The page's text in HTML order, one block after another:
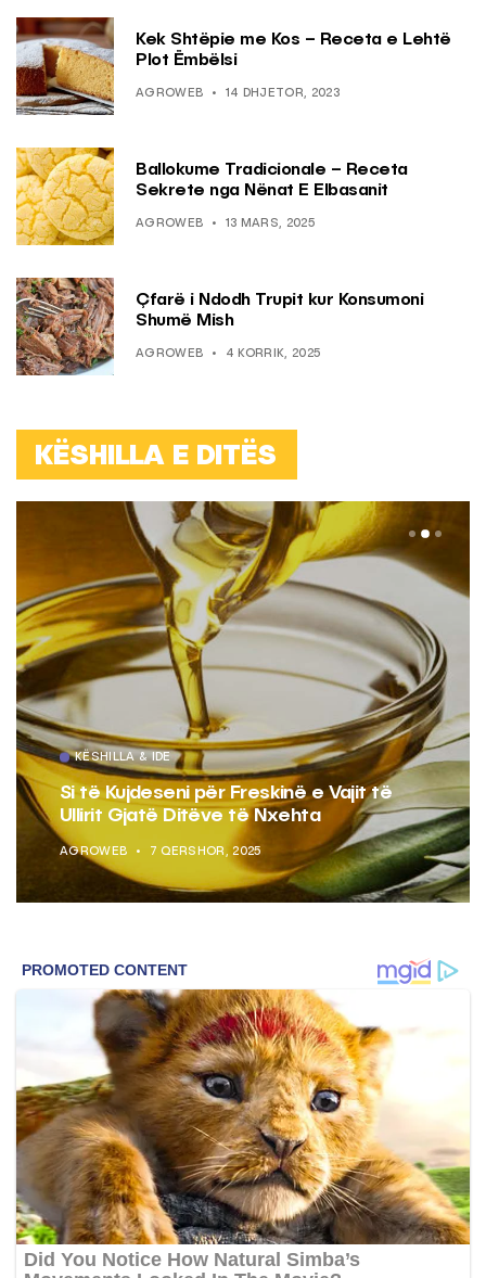
Kek Shtëpie me Kos – Receta e Lehtë
Plot Ëmbëlsi
AGROWEB 14 DHJETOR, 2023
Ballokume Tradicionale – Receta
Sekrete nga Nënat E Elbasanit
AGROWEB 13 MARS, 2025
Çfarë i Ndodh Trupit kur Konsumoni
Shumë Mish
AGROWEB 4 KORRIK, 2025
KËSHILLA E DITËS
KËSHILLA & IDE
Si të Kujdeseni për Freskinë e Vajit të
Ullirit Gjatë Ditëve të Nxehta
AGROWEB 7 QERSHOR, 2025